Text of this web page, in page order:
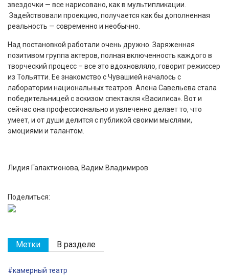
звездочки — все нарисовано, как в мультипликации.
Задействовали проекцию, получается как бы дополненная
реальность — современно и необычно.
Над постановкой работали очень дружно. Заряженная
позитивом группа актеров, полная включенность каждого в
творческий процесс – все это вдохновляло, говорит режиссер
из Тольятти. Ее знакомство с Чувашией началось с
лаборатории национальных театров. Алена Савельева стала
победительницей с эскизом спектакля «Василиса». Вот и
сейчас она профессионально и увлеченно делает то, что
умеет, и от души делится с публикой своими мыслями,
эмоциями и талантом.
Лидия Галактионова, Вадим Владимиров
Поделиться:
Метки В разделе
#камерный театр